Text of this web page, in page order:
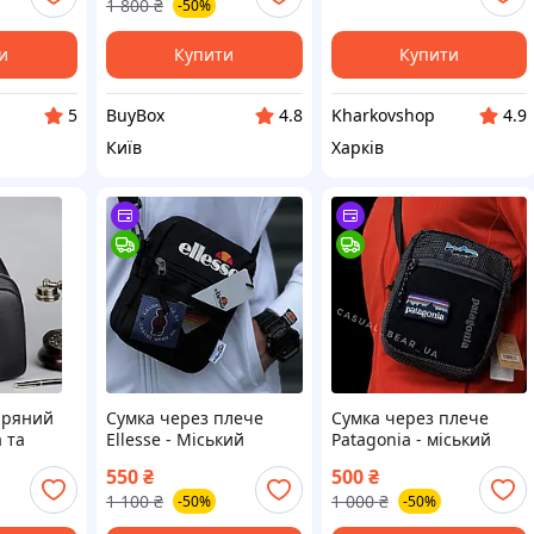
5
через плече Крос-боді
коуч ART051
1 800 ₴ -50%
Купити
BuyBox
4.8
Київ
Купити
Kharkovshop
4.9
Харків
та
см
через
Сумка через плече
Ellesse - Міський
барсетка Чорний
550₴
1 100 ₴ -50%
Сумка через плече
Patagonia - міський
Месенджер Патагонія
Барсетка Чорний
500 ₴
1 000 ₴ -50%